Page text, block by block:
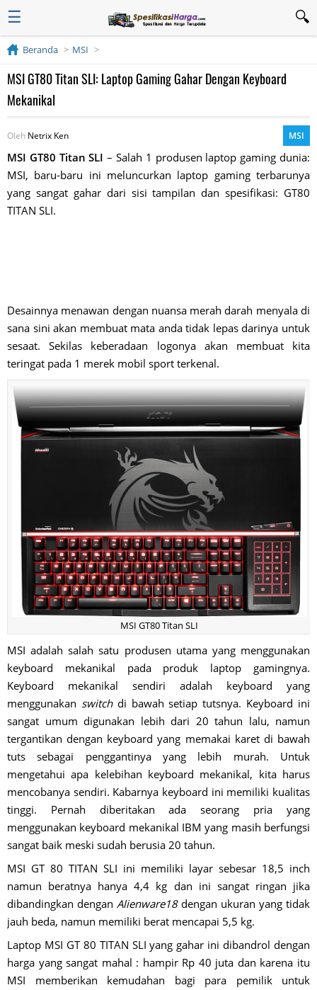
☰
Beranda MSI
MSI GT80 Titan SLI: Laptop Gaming Gahar Dengan Keyboard
Mekanikal
Oleh Netrix Ken MSI
MSI GT80 Titan SLI – Salah 1 produsen laptop gaming dunia:
MSI, baru-baru ini meluncurkan laptop gaming terbarunya
yang sangat gahar dari sisi tampilan dan spesifikasi: GT80
TITAN SLI.
Desainnya menawan dengan nuansa merah darah menyala di
sana sini akan membuat mata anda tidak lepas darinya untuk
sesaat. Sekilas keberadaan logonya akan membuat kita
teringat pada 1 merek mobil sport terkenal.
MSI GT80 Titan SLI
MSI adalah salah satu produsen utama yang menggunakan
keyboard mekanikal pada produk laptop gamingnya.
Keyboard mekanikal sendiri adalah keyboard yang
menggunakan switch di bawah setiap tutsnya. Keyboard ini
sangat umum digunakan lebih dari 20 tahun lalu, namun
tergantikan dengan keyboard yang memakai karet di bawah
tuts sebagai penggantinya yang lebih murah. Untuk
mengetahui apa kelebihan keyboard mekanikal, kita harus
mencobanya sendiri. Kabarnya keyboard ini memiliki kualitas
tinggi. Pernah diberitakan ada seorang pria yang
menggunakan keyboard mekanikal IBM yang masih berfungsi
sangat baik meski sudah berusia 20 tahun.
MSI GT 80 TITAN SLI ini memiliki layar sebesar 18,5 inch
namun beratnya hanya 4,4 kg dan ini sangat ringan jika
dibandingkan dengan Alienware18 dengan ukuran yang tidak
jauh beda, namun memiliki berat mencapai 5,5 kg.
Laptop MSI GT 80 TITAN SLI yang gahar ini dibandrol dengan
harga yang sangat mahal : hampir Rp 40 juta dan karena itu
MSI memberikan kemudahan bagi para pemilik untuk